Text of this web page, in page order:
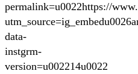
permalink=u0022https://
data-
instgrm-
version=u002214u0022